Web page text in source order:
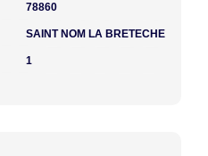
78860
SAINT NOM LA BRETECHE
1